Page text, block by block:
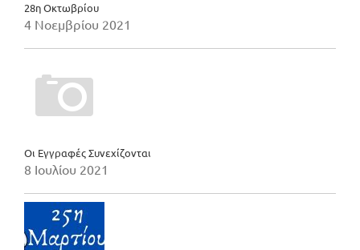
28η Οκτωβρίου
4 Νοεμβρίου 2021
Οι Εγγραφές Συνεχίζονται
8 Ιουλίου 2021